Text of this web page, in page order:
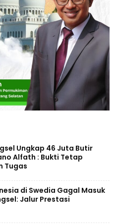
Ungkap 46 Juta Butir
Alfath : Bukti Tetap
Tugas
di Swedia Gagal Masuk
Jalur Prestasi